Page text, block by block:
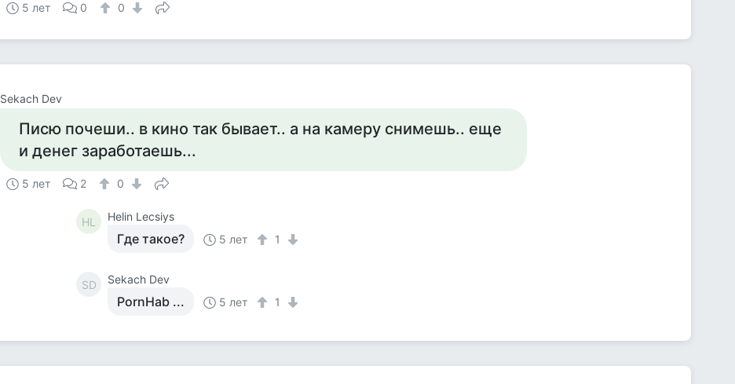
5 лет 0 0
Sekach Dev
Писю почеши.. в кино так бывает.. а на камеру снимешь.. еще
и денег заработаешь...
5 лет 2 0
HL Helin Lecsiys
Где такое? 5 лет 1
SD Sekach Dev
PornHab ... 5 лет 1